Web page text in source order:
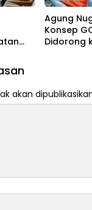
Agung
Konsep
Didorong
akan